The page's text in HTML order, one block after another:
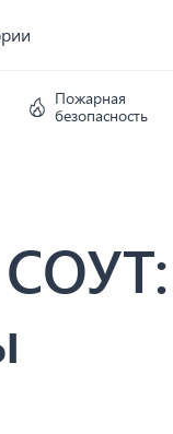
Пожарная
безопасность